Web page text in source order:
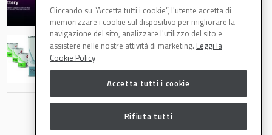
tecnologia che
potrebbe
accelerare la
rivoluzione
dell’auto elettrica
Speciale Low
Energy: axalta Fast
Cure Low Energy: la
tecnologia che
energetici e
aumenta la
produttività in
Cliccando su “Accetta tutti i cookie”, l'utente accetta di
memorizzare i cookie sul dispositivo per migliorare la
navigazione del sito, analizzare l'utilizzo del sito e
assistere nelle nostre attività di marketing. Leggi la
Cookie Policy
Accetta tutti i cookie
Rifiuta tutti